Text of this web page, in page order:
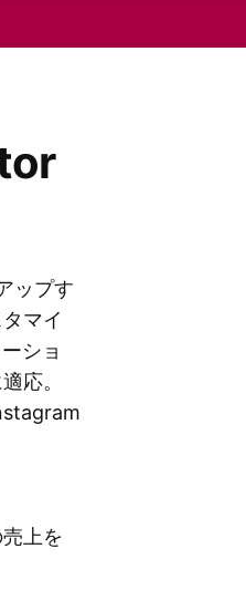
ップす
マイ
ショ
応。
上を